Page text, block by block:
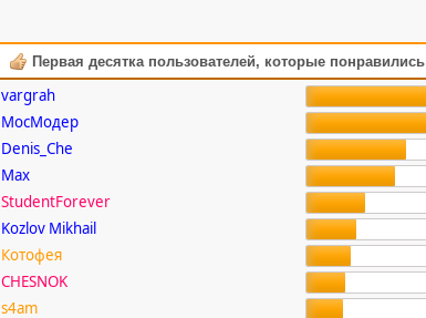
Первая десятка пользователей, которые понравились
vargrah
МосМодер
Denis_Che
Max
StudentForever
Kozlov Mikhail
Котофея
CHESNOK
s4am